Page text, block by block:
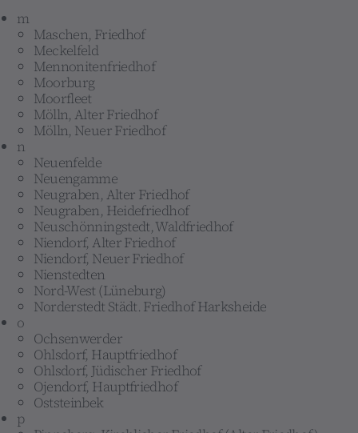
m
Maschen, Friedhof
Meckelfeld
Mennonitenfriedhof
Moorburg
Moorfleet
Mölln, Alter Friedhof
Mölln, Neuer Friedhof
n
Neuenfelde
Neuengamme
Neugraben, Alter Friedhof
Neugraben, Heidefriedhof
Neuschönningstedt, Waldfriedhof
Niendorf, Alter Friedhof
Niendorf, Neuer Friedhof
Nienstedten
Nord-West (Lüneburg)
Norderstedt Städt. Friedhof Harksheide
o
Ochsenwerder
Ohlsdorf, Hauptfriedhof
Ohlsdorf, Jüdischer Friedhof
Ojendorf, Hauptfriedhof
Oststeinbek
p